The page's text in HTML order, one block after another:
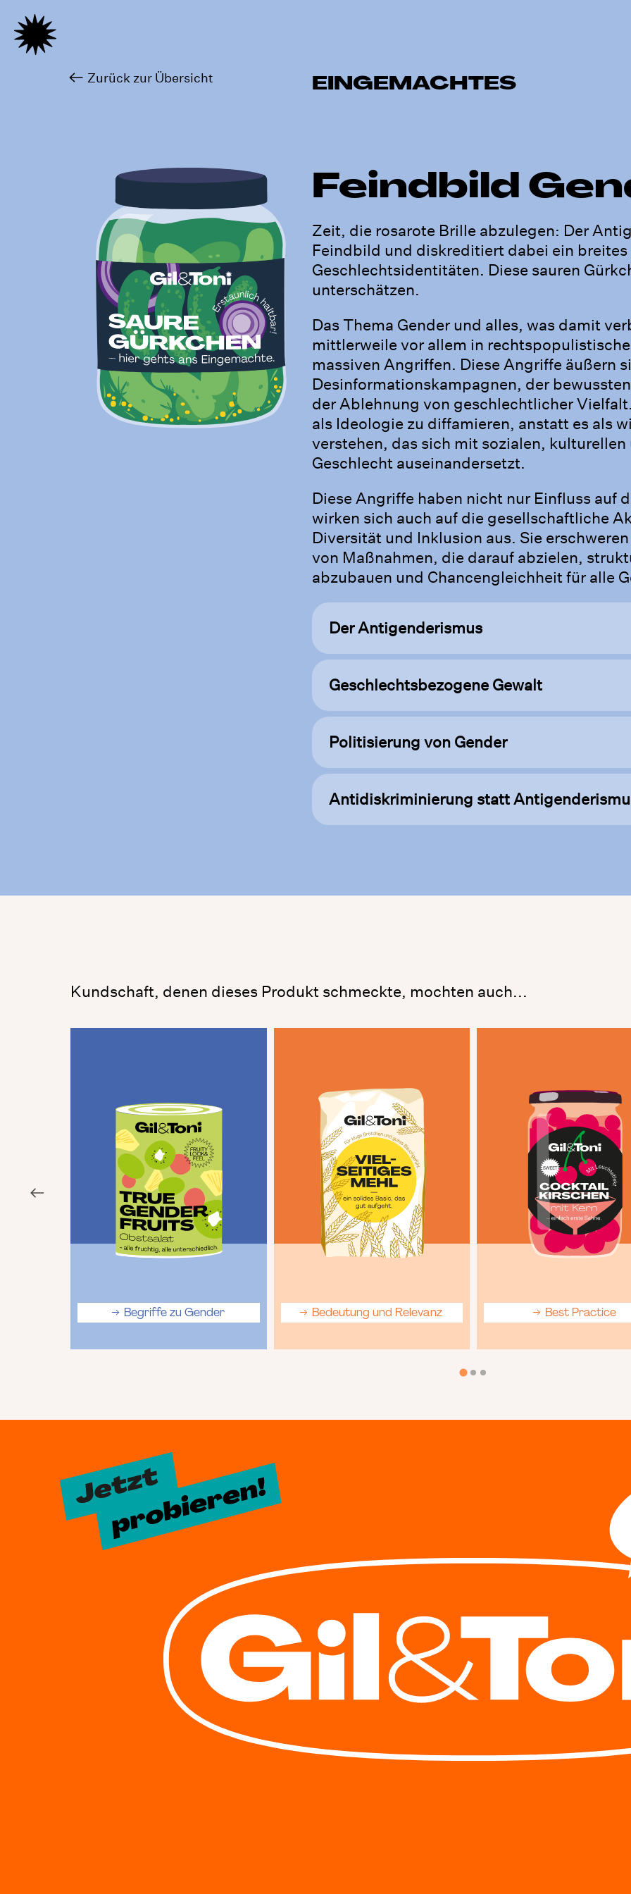
Zurück zur Übersicht EINGEMACHTES
Feindbild
Zeit, die rosarote Brille abzulegen: Der
Feindbild und diskreditiert dabei ein
Geschlechtsidentitäten. Diese sauren
unterschätzen.
Das Thema Gender und alles, was damit
mittlerweile vor allem in
massiven Angriffen. Diese Angriffe äußern
Desinformationskampagnen, der
der Ablehnung von geschlechtlicher
als Ideologie zu diffamieren, anstatt es als
verstehen, das sich mit sozialen,
Geschlecht auseinandersetzt.
Diese Angriffe haben nicht nur Einfluss auf
wirken sich auch auf die gesellschaftliche
Diversität und Inklusion aus. Sie
von Maßnahmen, die darauf abzielen,
abzubauen und Chancengleichheit für alle
Der Antigenderismus
Geschlechtsbezogene Gewalt
Politisierung von Gender
Antidiskriminierung statt
Kundschaft, denen dieses Produkt schmeckte, mochten auch...
Begriffe zu Gender Bedeutung und Relevanz Best Practice